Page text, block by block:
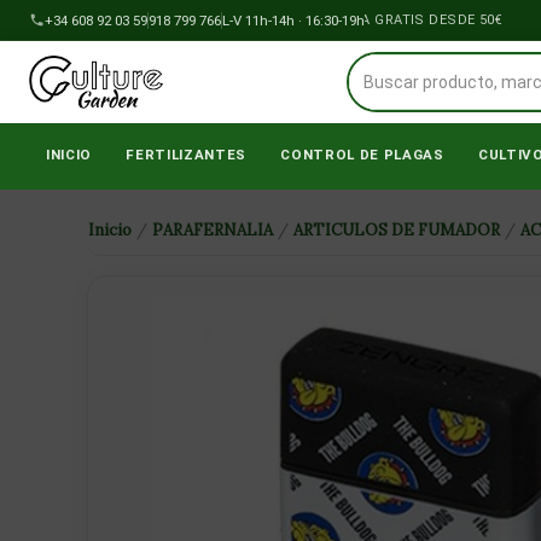
al
contenido
+34 608 92 03 59918 799 766L-V 11h-14h · 16:30-19h
ENVÍOS A PENÍNSULA GRATIS DESDE 50€
INICIO FERTILIZANTES CONTROL DE PLAGAS CULTIVO
Inicio / PARAFERNALIA / ARTICULOS DE FUMADOR /